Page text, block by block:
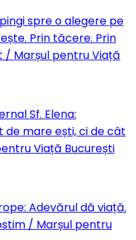
spre o alegere pe
Prin tăcere. Prin
/ Marșul pentru Viață
Sf. Elena:
de mare ești, ci de cât
Viață București
Adevărul dă viață.
/ Marșul pentru